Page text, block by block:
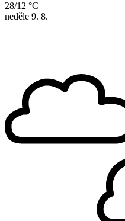
28/12 °C
neděle 9. 8.